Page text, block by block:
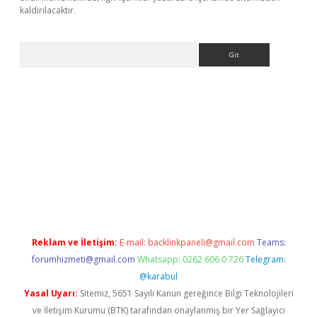
kaldırılacaktır.
Reklam ve İletişim: E-mail: backlinkpaneli@gmail.com Teams:
forumhizmeti@gmail.com Whatsapp: 0262 606 0 726 Telegram:
@karabul
Yasal Uyarı: Sitemiz, 5651 Sayılı Kanun gereğince Bilgi Teknolojileri
ve İletişim Kurumu (BTK) tarafından onaylanmış bir Yer Sağlayıcı